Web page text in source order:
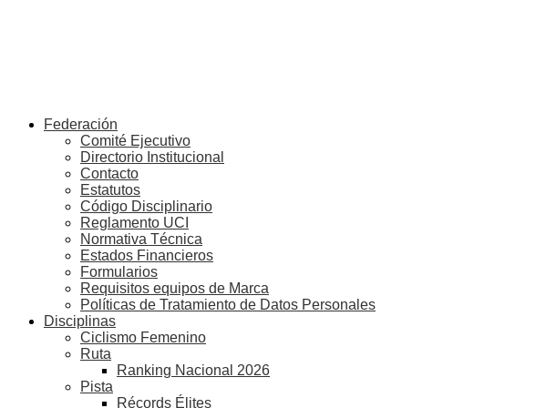
Federación
Comité Ejecutivo
Directorio Institucional
Contacto
Estatutos
Código Disciplinario
Reglamento UCI
Normativa Técnica
Estados Financieros
Formularios
Requisitos equipos de Marca
Políticas de Tratamiento de Datos Personales
Disciplinas
Ciclismo Femenino
Ruta
Ranking Nacional 2026
Pista
Récords Élites